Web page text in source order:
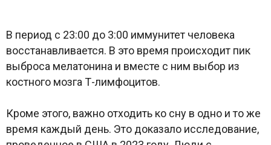
В период с 23:00 до 3:00 иммунитет человека
восстанавливается. В это время происходит пик
выброса мелатонина и вместе с ним выбор из
костного мозга Т-лимфоцитов.
Кроме этого, важно отходить ко сну в одно и то же
время каждый день. Это доказало исследование,